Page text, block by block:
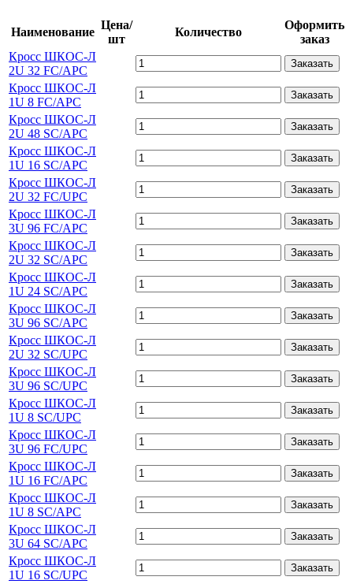
Наименование
Цена/
шт
Количество
Оформить
заказ
Кросс ШКОС-Л
2U 32 FC/APC
Заказать
Кросс ШКОС-Л
1U 8 FC/APC
Заказать
Кросс ШКОС-Л
2U 48 SC/APC
Заказать
Кросс ШКОС-Л
1U 16 SC/APC
Заказать
Кросс ШКОС-Л
2U 32 FC/UPC
Заказать
Кросс ШКОС-Л
3U 96 FC/APC
Заказать
Кросс ШКОС-Л
2U 32 SC/APC
Заказать
Кросс ШКОС-Л
1U 24 SC/APC
Заказать
Кросс ШКОС-Л
3U 96 SC/APC
Заказать
Кросс ШКОС-Л
2U 32 SC/UPC
Заказать
Кросс ШКОС-Л
3U 96 SC/UPC
Заказать
Кросс ШКОС-Л
1U 8 SC/UPC
Заказать
Кросс ШКОС-Л
3U 96 FC/UPC
Заказать
Кросс ШКОС-Л
1U 16 FC/APC
Заказать
Кросс ШКОС-Л
1U 8 SC/APC
Заказать
Кросс ШКОС-Л
3U 64 SC/APC
Заказать
Кросс ШКОС-Л
1U 16 SC/UPC
Заказать